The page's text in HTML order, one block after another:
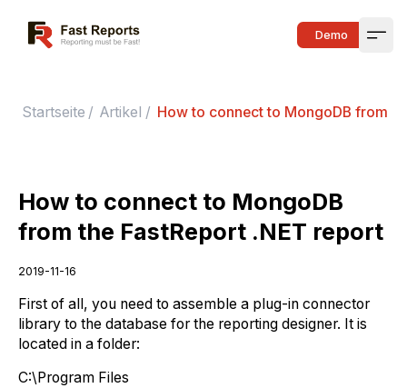
Fast Reports Demo
Startseite / Artikel / How to connect to MongoDB from
How to connect to MongoDB
from the FastReport .NET report
2019-11-16
First of all, you need to assemble a plug-in connector
library to the database for the reporting designer. It is
located in a folder:
C:\Program Files